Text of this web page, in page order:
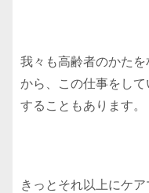
我々も高齢者のかた
から、この仕事をし
することもあります。
きっとそれ以上にケ